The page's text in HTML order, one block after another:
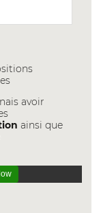
avoir
ainsi que